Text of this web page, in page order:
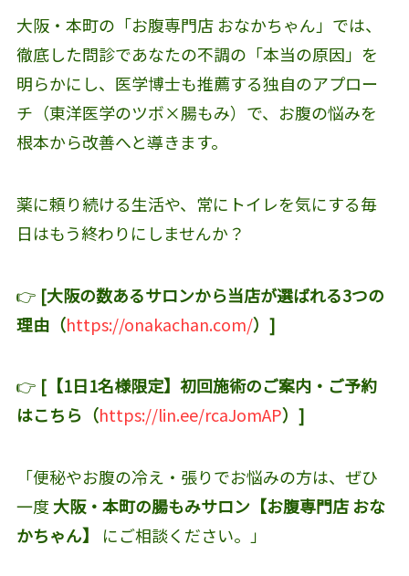
大阪・本町の「お腹専門店 おなかちゃん」では、
徹底した問診であなたの不調の「本当の原因」を
明らかにし、医学博士も推薦する独自のアプロー
チ（東洋医学のツボ×腸もみ）で、お腹の悩みを
根本から改善へと導きます。
薬に頼り続ける生活や、常にトイレを気にする毎
日はもう終わりにしませんか？
👉 [大阪の数あるサロンから当店が選ばれる3つの
理由（https://onakachan.com/）]
👉 [【1日1名様限定】初回施術のご案内・ご予約
はこちら（https://lin.ee/rcaJomAP）]
「便秘やお腹の冷え・張りでお悩みの方は、ぜひ
一度大阪・本町の腸もみサロン【お腹専門店 おな
かちゃん】
にご相談ください。」